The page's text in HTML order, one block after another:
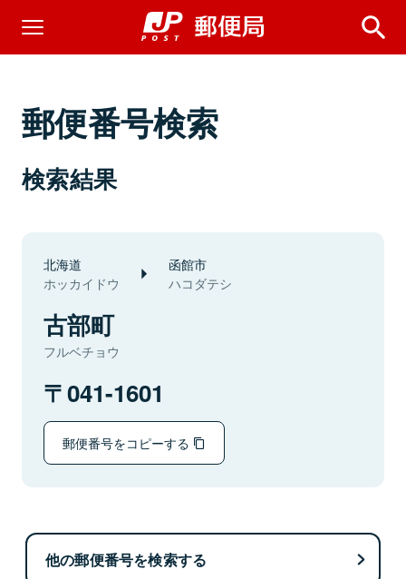
郵便番号検索
検索結果
北海道
ホッカイドウ
函館市
ハコダテシ
古部町
フルベチョウ
041-1601
郵便番号をコピーする
他の郵便番号を検索する